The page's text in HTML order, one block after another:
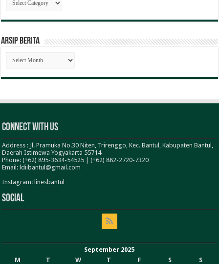
Berita
ARSIP BERITA
ARSIP
BERITA
Connect With Us
Address : Jl. Pramuka No.30 Niten, Trirenggo, Kec. Bantul, Kabupaten Bantul,
Daerah Istimewa Yogyakarta 55714
Phone: (+62) 895-3634-54525 | (+62) 882-2720-7320
Email: ldiibantul@gmail.com
Instagram: linesbantul
Social
September 2025
M
T W T F S S